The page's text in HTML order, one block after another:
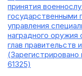
принятия
государственными
управления
наградного оружия
глав правительств
61325)